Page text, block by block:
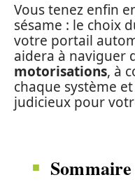
Vous tenez enfin
sésame : le choix
votre portail
aidera à naviguer
motorisations, à
chaque système
judicieux pour
Sommaire